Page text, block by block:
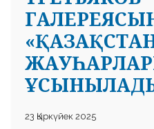
23 Қыркүйек 2025